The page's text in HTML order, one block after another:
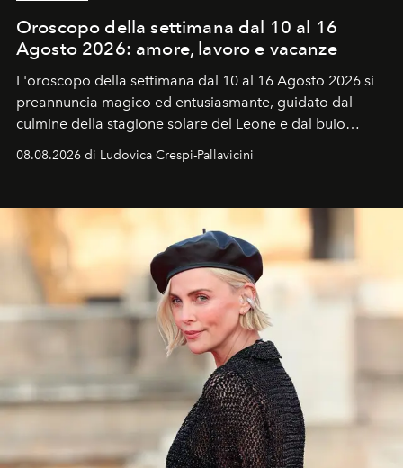
Oroscopo della settimana dal 10 al 16
Agosto 2026: amore, lavoro e vacanze
L'oroscopo della settimana dal 10 al 16 Agosto 2026 si
preannuncia magico ed entusiasmante, guidato dal
culmine della stagione solare del Leone e dal buio
favorevole della Luna nuova in Leone del 12 agosto,
ideale per la notte delle Perseidi.
08.08.2026 di Ludovica Crespi-Pallavicini